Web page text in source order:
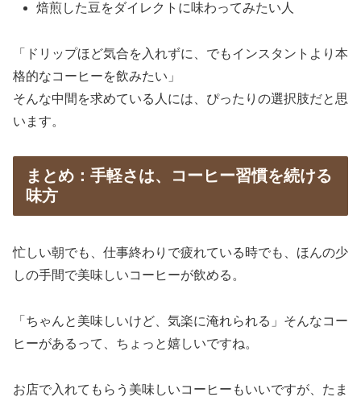
焙煎した豆をダイレクトに味わってみたい人
「ドリップほど気合を入れずに、でもインスタントより本
格的なコーヒーを飲みたい」
そんな中間を求めている人には、ぴったりの選択肢だと思
います。
まとめ：手軽さは、コーヒー習慣を続ける
味方
忙しい朝でも、仕事終わりで疲れている時でも、ほんの少
しの手間で美味しいコーヒーが飲める。
「ちゃんと美味しいけど、気楽に淹れられる」そんなコー
ヒーがあるって、ちょっと嬉しいですね。
お店で入れてもらう美味しいコーヒーもいいですが、たま